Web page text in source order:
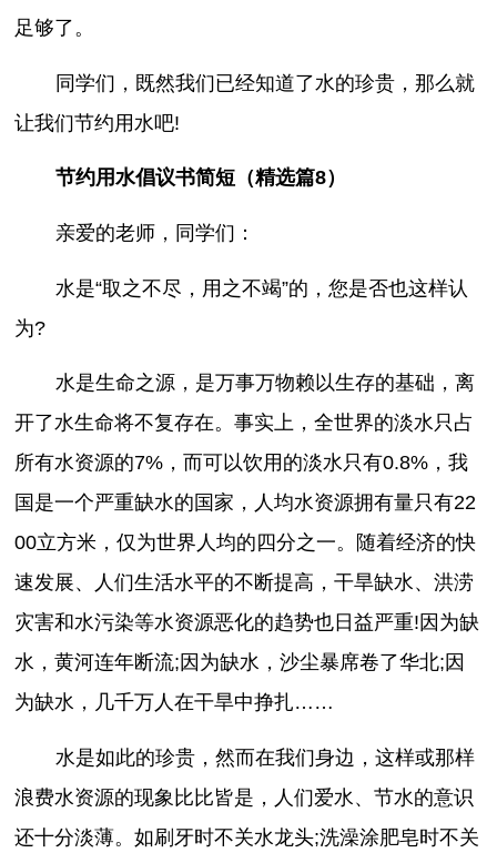
足够了。
同学们，既然我们已经知道了水的珍贵，那么就
让我们节约用水吧!
节约用水倡议书简短（精选篇8）
亲爱的老师，同学们：
水是“取之不尽，用之不竭”的，您是否也这样认
为?
水是生命之源，是万事万物赖以生存的基础，离
开了水生命将不复存在。事实上，全世界的淡水只占
所有水资源的7%，而可以饮用的淡水只有0.8%，我
国是一个严重缺水的国家，人均水资源拥有量只有22
00立方米，仅为世界人均的四分之一。随着经济的快
速发展、人们生活水平的不断提高，干旱缺水、洪涝
灾害和水污染等水资源恶化的趋势也日益严重!因为缺
水，黄河连年断流;因为缺水，沙尘暴席卷了华北;因
为缺水，几千万人在干旱中挣扎……
水是如此的珍贵，然而在我们身边，这样或那样
浪费水资源的现象比比皆是，人们爱水、节水的意识
还十分淡薄。如刷牙时不关水龙头;洗澡涂肥皂时不关